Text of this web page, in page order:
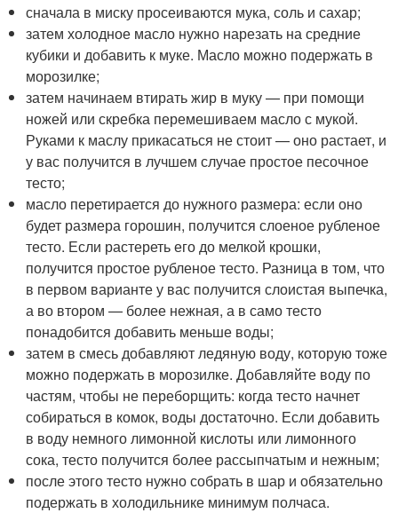
сначала в миску просеиваются мука, соль и сахар;
затем холодное масло нужно нарезать на средние
кубики и добавить к муке. Масло можно подержать в
морозилке;
затем начинаем втирать жир в муку — при помощи
ножей или скребка перемешиваем масло с мукой.
Руками к маслу прикасаться не стоит — оно растает, и
у вас получится в лучшем случае простое песочное
тесто;
масло перетирается до нужного размера: если оно
будет размера горошин, получится слоеное рубленое
тесто. Если растереть его до мелкой крошки,
получится простое рубленое тесто. Разница в том, что
в первом варианте у вас получится слоистая выпечка,
а во втором — более нежная, а в само тесто
понадобится добавить меньше воды;
затем в смесь добавляют ледяную воду, которую тоже
можно подержать в морозилке. Добавляйте воду по
частям, чтобы не переборщить: когда тесто начнет
собираться в комок, воды достаточно. Если добавить
в воду немного лимонной кислоты или лимонного
сока, тесто получится более рассыпчатым и нежным;
после этого тесто нужно собрать в шар и обязательно
подержать в холодильнике минимум полчаса.